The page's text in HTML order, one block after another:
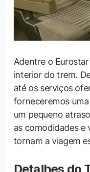
Adentre o
interior do trem.
até os serviços
forneceremos
um pequeno
as comodidades e
tornam a viagem
Detalhes do